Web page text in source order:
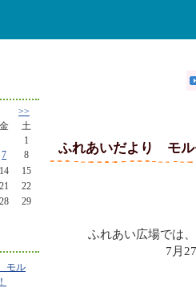
>>
金
土
1
7
8
14
15
21
22
28
29
モル
ふれあいだより モル
ふれあい広場では
7月